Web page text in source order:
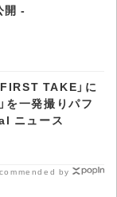
開 -
TAKE」に
を一発撮りパフ
ニュース
by